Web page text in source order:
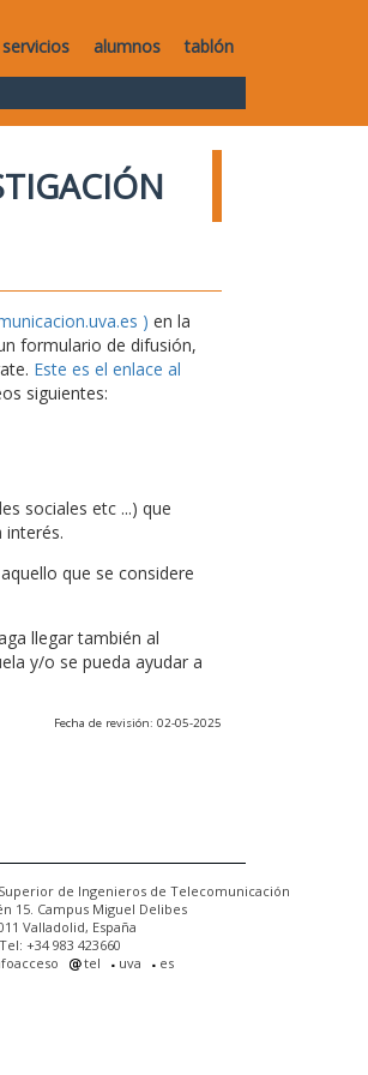
servicios alumnos tablón
) en la
formulario de difusión,
Este es el enlace al
siguientes:
sociales etc ...) que
interés.
que se considere
llegar también al
y/o se pueda ayudar a
Fecha de revisión: 02-05-2025
Superior de Ingenieros de Telecomunicación
15. Campus Miguel Delibes
Valladolid, España
Tel: +34 983 423660
tel uva es